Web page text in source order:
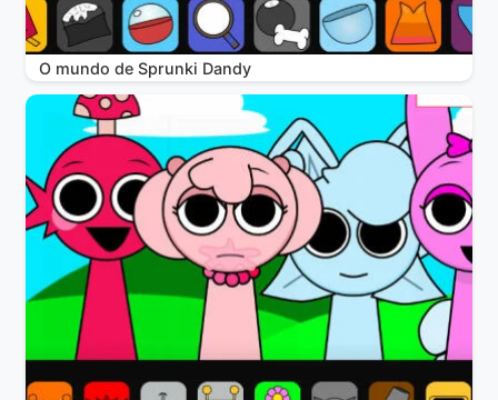
O mundo de Sprunki Dandy